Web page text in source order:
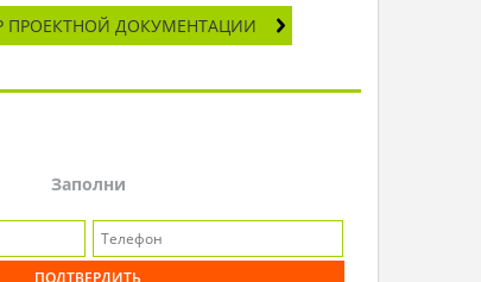
ПРОЕКТНОЙ ДОКУМЕНТАЦИИ
Заполни